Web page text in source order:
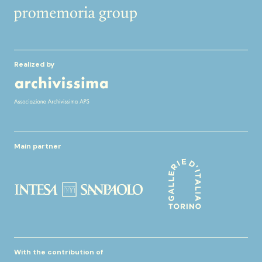
Realized by
Main partner
With the contribution of